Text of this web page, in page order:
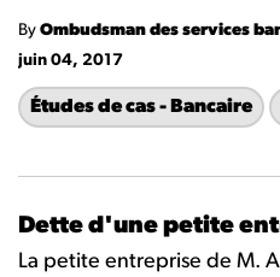
By Ombudsman des services
juin 04, 2017
Études de cas - Bancaire
Dette d'une petite
La petite entreprise de M.